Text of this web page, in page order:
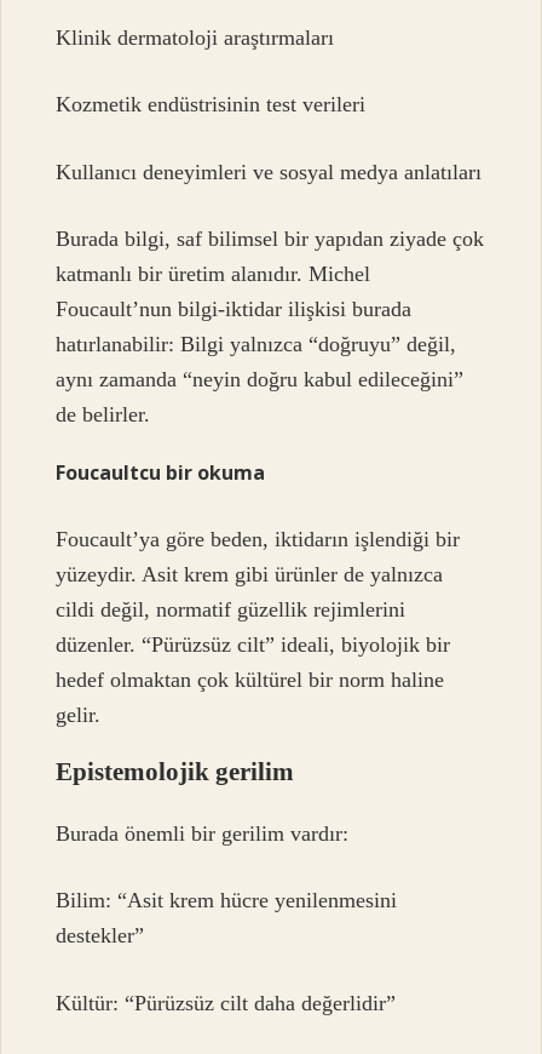
Klinik dermatoloji araştırmaları
Kozmetik endüstrisinin test verileri
Kullanıcı deneyimleri ve sosyal medya anlatıları
Burada bilgi, saf bilimsel bir yapıdan ziyade çok
katmanlı bir üretim alanıdır. Michel
Foucault’nun bilgi-iktidar ilişkisi burada
hatırlanabilir: Bilgi yalnızca “doğruyu” değil,
aynı zamanda “neyin doğru kabul edileceğini”
de belirler.
Foucaultcu bir okuma
Foucault’ya göre beden, iktidarın işlendiği bir
yüzeydir. Asit krem gibi ürünler de yalnızca
cildi değil, normatif güzellik rejimlerini
düzenler. “Pürüzsüz cilt” ideali, biyolojik bir
hedef olmaktan çok kültürel bir norm haline
gelir.
Epistemolojik gerilim
Burada önemli bir gerilim vardır:
Bilim: “Asit krem hücre yenilenmesini
destekler”
Kültür: “Pürüzsüz cilt daha değerlidir”